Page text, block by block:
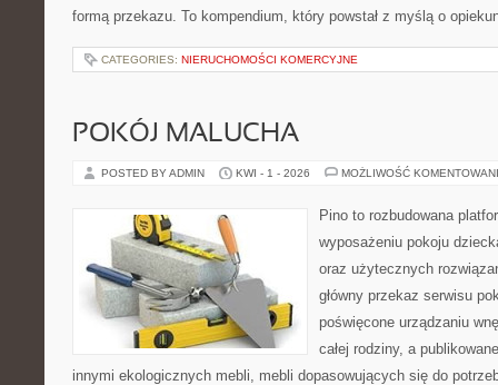
formą przekazu. To kompendium, który powstał z myślą o
CATEGORIES: NIERUCHOMOŚCI KOMERCYJNE
POKÓJ MALUCHA
POSTED BY ADMIN KWI - 1 - 2026 MOŻLIWOŚĆ
Pino to rozbudowana
wyposażeniu pokoju
oraz użytecznych
główny przekaz serwisu
poświęcone urządzaniu
całej rodziny, a
innymi ekologicznych mebli, mebli dopasowujących się do